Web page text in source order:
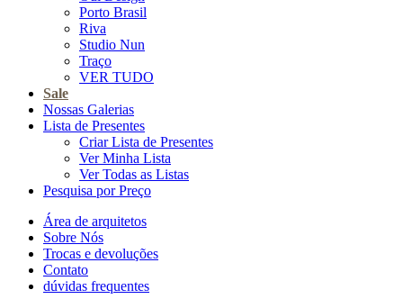
Porto Brasil
Riva
Studio Nun
Traço
VER TUDO
Sale
Nossas Galerias
Lista de Presentes
Criar Lista de Presentes
Ver Minha Lista
Ver Todas as Listas
Pesquisa por Preço
Área de arquitetos
Sobre Nós
Trocas e devoluções
Contato
dúvidas frequentes